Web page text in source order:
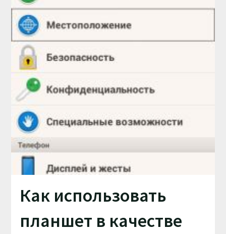
Как использовать
планшет в качестве